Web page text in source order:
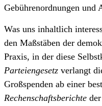
Gebührenordnungen und
Was uns inhaltlich
den Maßstäben der
Praxis, in der diese
Parteiengesetz verlangt
Großspenden ab einer
Rechenschaftsberichte